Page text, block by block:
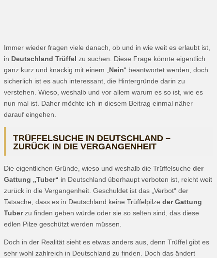
Immer wieder fragen viele danach, ob und in wie weit es erlaubt ist,
in Deutschland Trüffel zu suchen. Diese Frage könnte eigentlich
ganz kurz und knackig mit einem „ Nein“ beantwortet werden, doch
sicherlich ist es auch interessant, die Hintergründe darin zu
verstehen. Wieso, weshalb und vor allem warum es so ist, wie es
nun mal ist. Daher möchte ich in diesem Beitrag einmal näher
darauf eingehen.
TRÜFFELSUCHE IN DEUTSCHLAND –
ZURÜCK IN DIE VERGANGENHEIT
Die eigentlichen Gründe, wieso und weshalb die Trüffelsuche der
Gattung „Tuber“ in Deutschland überhaupt verboten ist, reicht weit
zurück in die Vergangenheit. Geschuldet ist das „Verbot“ der
Tatsache, dass es in Deutschland keine Trüffelpilze der Gattung
Tuberzu finden geben würde oder sie so selten sind, das diese
edlen Pilze geschützt werden müssen.
Doch in der Realität sieht es etwas anders aus, denn Trüffel gibt es
sehr wohl zahlreich in Deutschland zu finden. Doch das ändert